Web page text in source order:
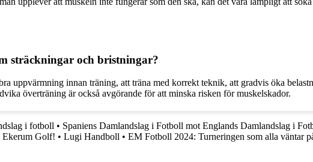
sträckningar och bristningar?
uppvärmning innan träning, att träna med korrekt teknik, att gradvis öka
överträning är också avgörande för att minska risken för muskelskador.
i fotboll • Spaniens Damlandslag i Fotboll mot Englands Damlandslag i
Golf! • Lugi Handboll • EM Fotboll 2024: Turneringen som alla väntar